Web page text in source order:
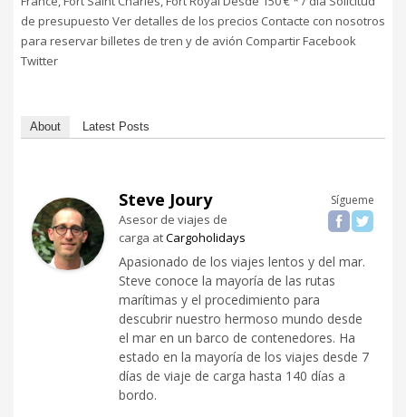
de presupuesto Ver detalles de los precios Contacte con nosotros
para reservar billetes de tren y de avión Compartir Facebook
Twitter
About Latest Posts
Sígueme
Steve Joury
Asesor de viajes de
carga atCargoholidays
Apasionado de los viajes lentos y del mar.
Steve conoce la mayoría de las rutas
marítimas y el procedimiento para
descubrir nuestro hermoso mundo desde
el mar en un barco de contenedores. Ha
estado en la mayoría de los viajes desde 7
días de viaje de carga hasta 140 días a
bordo.